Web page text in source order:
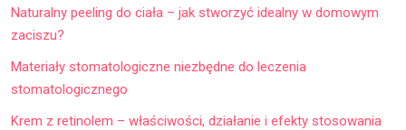
Naturalny peeling do ciała – jak stworzyć idealny w domowym
zaciszu?
Materiały stomatologiczne niezbędne do leczenia
stomatologicznego
Krem z retinolem – właściwości, działanie i efekty stosowania